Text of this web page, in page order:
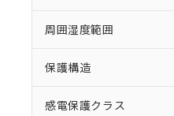
周囲湿度範囲
保護構造
感電保護クラス